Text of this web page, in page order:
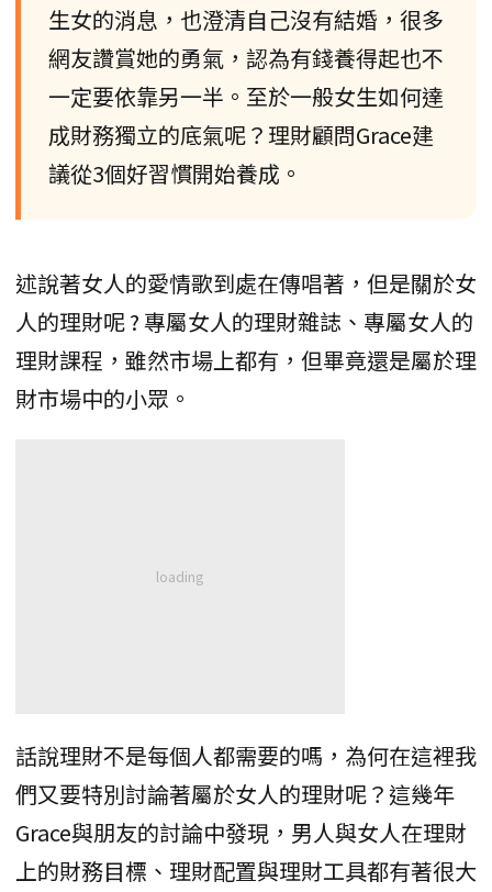
生女的消息，也澄清自己沒有結婚，很多
網友讚賞她的勇氣，認為有錢養得起也不
一定要依靠另一半。至於一般女生如何達
成財務獨立的底氣呢？理財顧問Grace建
議從3個好習慣開始養成。
述說著女人的愛情歌到處在傳唱著，但是關於女
人的理財呢 ? 專屬女人的理財雜誌、專屬女人的
理財課程，雖然市場上都有，但畢竟還是屬於理
財市場中的小眾。
話說理財不是每個人都需要的嗎，為何在這裡我
們又要特別討論著屬於女人的理財呢？這幾年
Grace與朋友的討論中發現，男人與女人在理財
上的財務目標、理財配置與理財工具都有著很大